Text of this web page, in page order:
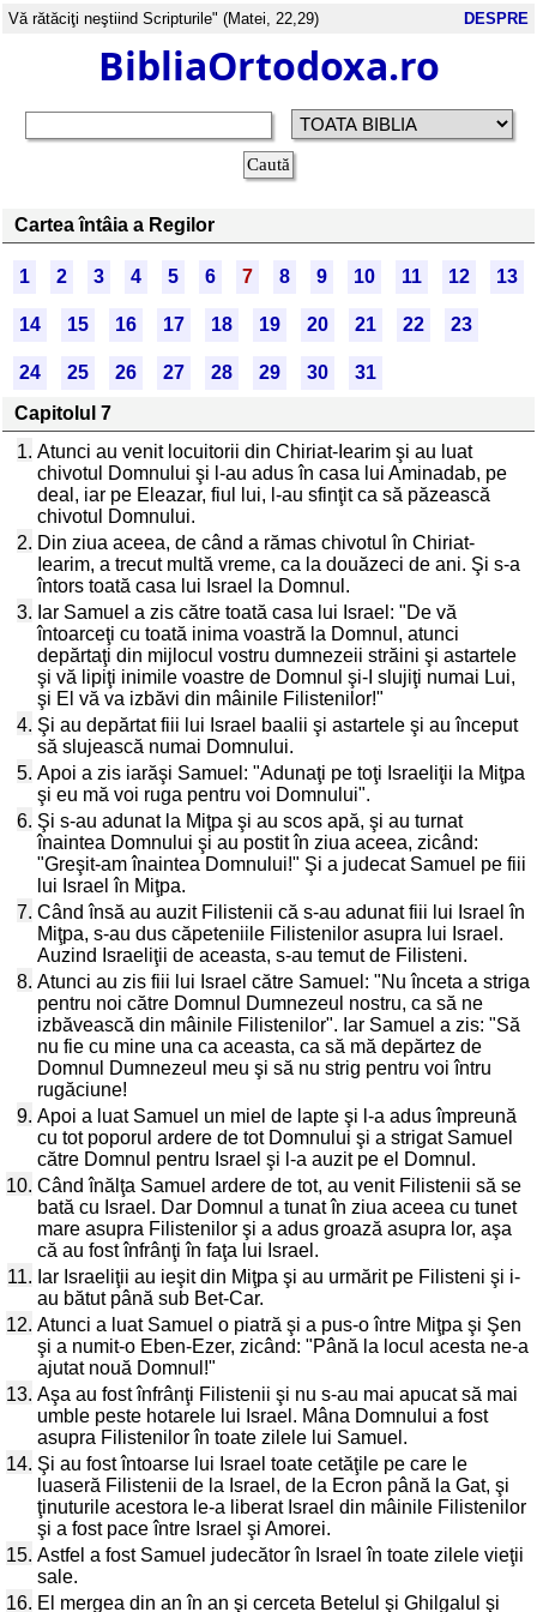
Vă rătăciţi neştiind Scripturile" (Matei, 22,29) DESPRE
BibliaOrtodoxa.ro
Cartea întâia a Regilor
1 2 3 4 5 6 7 8 9 10 11 12 13
14 15 16 17 18 19 20 21 22 23
24 25 26 27 28 29 30
31
Capitolul 7
1. Atunci au venit locuitorii din Chiriat-Iearim şi au luat
chivotul Domnului şi l-au adus în casa lui Aminadab, pe
deal, iar pe Eleazar, fiul lui, l-au sfinţit ca să păzească
chivotul Domnului.
2. Din ziua aceea, de când a rămas chivotul în Chiriat-
Iearim, a trecut multă vreme, ca la douăzeci de ani. Şi s-a
întors toată casa lui Israel la Domnul.
3. Iar Samuel a zis către toată casa lui Israel: "De vă
întoarceţi cu toată inima voastră la Domnul, atunci
depărtaţi din mijlocul vostru dumnezeii străini şi astartele
şi vă lipiţi inimile voastre de Domnul şi-I slujiţi numai Lui,
şi El vă va izbăvi din mâinile Filistenilor!"
4. Şi au depărtat fiii lui Israel baalii şi astartele şi au început
să slujească numai Domnului.
5. Apoi a zis iarăşi Samuel: "Adunaţi pe toţi Israeliţii la Miţpa
şi eu mă voi ruga pentru voi Domnului".
6. Şi s-au adunat la Miţpa şi au scos apă, şi au turnat
înaintea Domnului şi au postit în ziua aceea, zicând:
"Greşit-am înaintea Domnului!" Şi a judecat Samuel pe fiii
lui Israel în Miţpa.
7. Când însă au auzit Filistenii că s-au adunat fiii lui Israel în
Miţpa, s-au dus căpeteniile Filistenilor asupra lui Israel.
Auzind Israeliţii de aceasta, s-au temut de Filisteni.
8. Atunci au zis fiii lui Israel către Samuel: "Nu înceta a striga
pentru noi către Domnul Dumnezeul nostru, ca să ne
izbăvească din mâinile Filistenilor". Iar Samuel a zis: "Să
nu fie cu mine una ca aceasta, ca să mă depărtez de
Domnul Dumnezeul meu şi să nu strig pentru voi întru
rugăciune!
9. Apoi a luat Samuel un miel de lapte şi l-a adus împreună
cu tot poporul ardere de tot Domnului şi a strigat Samuel
către Domnul pentru Israel şi l-a auzit pe el Domnul.
10. Când înălţa Samuel ardere de tot, au venit Filistenii să se
bată cu Israel. Dar Domnul a tunat în ziua aceea cu tunet
mare asupra Filistenilor şi a adus groază asupra lor, aşa
că au fost înfrânţi în faţa lui Israel.
11. Iar Israeliţii au ieşit din Miţpa şi au urmărit pe Filisteni şi i-
au bătut până sub Bet-Car.
12. Atunci a luat Samuel o piatră şi a pus-o între Miţpa şi Şen
şi a numit-o Eben-Ezer, zicând: "Până la locul acesta ne-a
ajutat nouă Domnul!"
13. Aşa au fost înfrânţi Filistenii şi nu s-au mai apucat să mai
umble peste hotarele lui Israel. Mâna Domnului a fost
asupra Filistenilor în toate zilele lui Samuel.
14. Şi au fost întoarse lui Israel toate cetăţile pe care le
luaseră Filistenii de la Israel, de la Ecron până la Gat, şi
ţinuturile acestora le-a liberat Israel din mâinile Filistenilor
şi a fost pace între Israel şi Amorei.
15. Astfel a fost Samuel judecător în Israel în toate zilele vieţii
sale.
16. El mergea din an în an şi cerceta Betelul şi Ghilgalul şi